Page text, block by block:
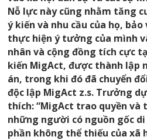
Nỗ lực này cũng nhằm tăng
ý kiến ​​và nhu cầu của họ,
thực hiện ý tưởng của mình
nhân và cộng đồng tích cực
kiến ​​MigAct, được thành lập
án, trong khi đó đã chuyển
độc lập MigAct z.s. Trưởng
thích: “MigAct trao quyền và
những người có nguồn gốc
phần không thể thiếu của xã